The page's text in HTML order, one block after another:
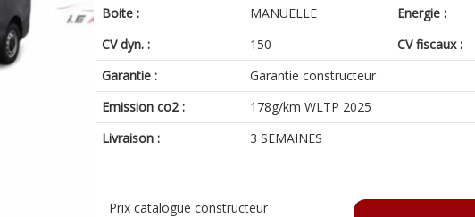
Boite :
MANUELLE Energie :
CV dyn. :
150 CV fiscaux :
Garantie :
Garantie constructeur
Emission co2 :
178g/km WLTP 2025
Livraison :
3 SEMAINES
Prix catalogue constructeur